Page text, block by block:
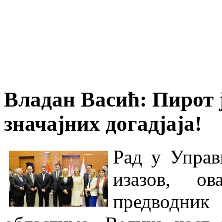
Владан Васић: Пирот
значајних догадјаја!
Рад у
изазов,